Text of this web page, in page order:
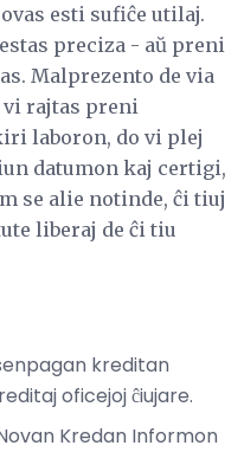
esti sufiĉe utilaj.
preciza - aŭ preni
Malprezento de via
rajtas preni
laboron, do vi plej
datumon kaj certigi,
se alie notinde, ĉi tiuj
liberaj de ĉi tiu
kreditan
oficejoj ĉiujare.
Kredan Informon